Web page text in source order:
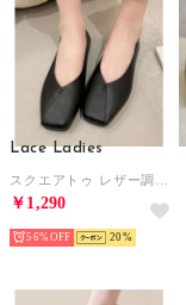
Lace Ladies
￥1,290
56% 20